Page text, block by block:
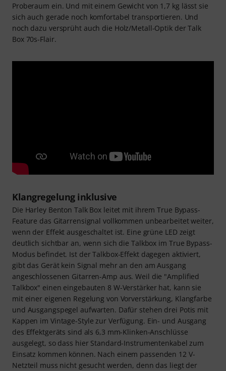
Proberaum ein. Und mit einem Gewicht von 1,7 kg lässt sie
sich auch gerade noch komfortabel transportieren. Und
noch dazu versprüht auch die Holz/Metall-Optik der Talk
Box 70s-Flair.
Klangregelung inklusive
Die Harley Benton Talk Box leitet mit ihrem True Bypass-
Feature das Gitarrensignal vollkommen unbearbeitet weiter,
wenn der Effekt ausgeschaltet ist. Eine grüne LED zeigt
deutlich sichtbar an, wenn sich die Talkbox im True Bypass-
Modus befindet. Ist der Talkbox-Effekt dagegen aktiviert,
gibt das Gerät kein Signal mehr an den am Ausgang
angeschlossenen Gitarren-Amp aus. Weil die "Amplified
Talkbox" einen eingebauten 8 W-Verstärker hat, kann sie
mit einer eigenen Regelung von Vorverstärkung, Klangfarbe
und Ausgangspegel aufwarten. Dafür stehen drei Potis mit
Kappen im Vintage-Style zur Verfügung. Ein- und Ausgang
des Effektgeräts sind als 6,3 mm-Klinken-Anschlüsse
ausgelegt, so dass hier Standard-Instrumentenkabel zum
Einsatz kommen können. Nach einem passenden 12 V-
Netzteil muss nicht gesucht werden, denn das liegt der